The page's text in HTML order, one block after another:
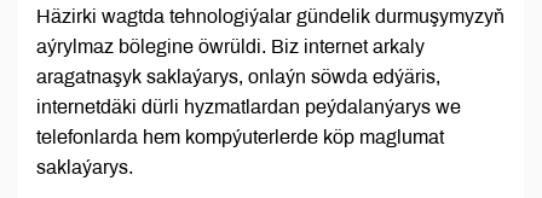
Häzirki wagtda tehnologiýalar gündelik durmuşymyzyň
aýrylmaz bölegine öwrüldi. Biz internet arkaly
aragatnaşyk saklaýarys, onlaýn söwda edýäris,
internetdäki dürli hyzmatlardan peýdalanýarys we
telefonlarda hem kompýuterlerde köp maglumat
saklaýarys.